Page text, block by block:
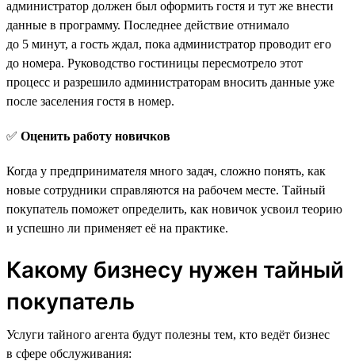
администратор должен был оформить гостя и тут же внести
данные в программу. Последнее действие отнимало
до 5 минут, а гость ждал, пока администратор проводит его
до номера. Руководство гостиницы пересмотрело этот
процесс и разрешило администраторам вносить данные уже
после заселения гостя в номер.
✅ Оценить работу новичков
Когда у предпринимателя много задач, сложно понять, как
новые сотрудники справляются на рабочем месте. Тайный
покупатель поможет определить, как новичок усвоил теорию
и успешно ли применяет её на практике.
Какому бизнесу нужен тайный
покупатель
Услуги тайного агента будут полезны тем, кто ведёт бизнес
в сфере обслуживания: